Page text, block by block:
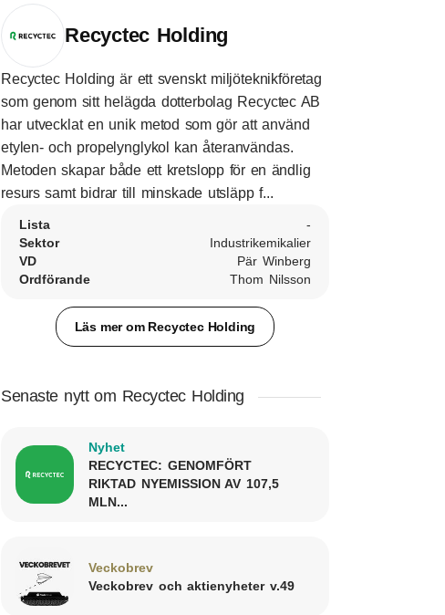
Recyctec Holding
Recyctec Holding är ett svenskt miljöteknikföretag
som genom sitt helägda dotterbolag Recyctec AB
har utvecklat en unik metod som gör att använd
etylen- och propelynglykol kan återanvändas.
Metoden skapar både ett kretslopp för en ändlig
resurs samt bidrar till minskade utsläpp f...
Lista
-
Sektor
Industrikemikalier
VD
Pär Winberg
Ordförande
Thom Nilsson
Läs mer om Recyctec Holding
Senaste nytt om Recyctec Holding
Nyhet
RECYCTEC: GENOMFÖRT
RIKTAD NYEMISSION AV 107,5
MLN...
Veckobrev
Veckobrev och aktienyheter v.49